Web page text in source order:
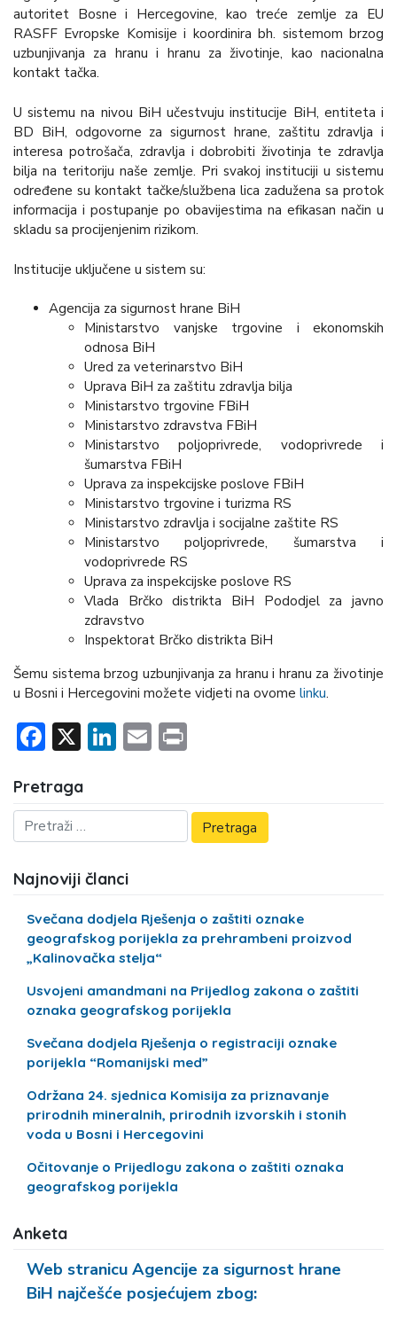
autoritet Bosne i Hercegovine, kao treće zemlje za EU
RASFF Evropske Komisije i koordinira bh. sistemom brzog
uzbunjivanja za hranu i hranu za životinje, kao nacionalna
kontakt tačka.
U sistemu na nivou BiH učestvuju institucije BiH, entiteta i
BD BiH, odgovorne za sigurnost hrane, zaštitu zdravlja i
interesa potrošača, zdravlja i dobrobiti životinja te zdravlja
bilja na teritoriju naše zemlje. Pri svakoj instituciji u sistemu
određene su kontakt tačke/službena lica zadužena sa protok
informacija i postupanje po obavijestima na efikasan način u
skladu sa procijenjenim rizikom.
Institucije uključene u sistem su:
Agencija za sigurnost hrane BiH
Ministarstvo vanjske trgovine i ekonomskih
odnosa BiH
Ured za veterinarstvo BiH
Uprava BiH za zaštitu zdravlja bilja
Ministarstvo trgovine FBiH
Ministarstvo zdravstva FBiH
Ministarstvo poljoprivrede, vodoprivrede i
šumarstva FBiH
Uprava za inspekcijske poslove FBiH
Ministarstvo trgovine i turizma RS
Ministarstvo zdravlja i socijalne zaštite RS
Ministarstvo poljoprivrede, šumarstva i
vodoprivrede RS
Uprava za inspekcijske poslove RS
Vlada Brčko distrikta BiH Pododjel za javno
zdravstvo
Inspektorat Brčko distrikta BiH
Šemu sistema brzog uzbunjivanja za hranu i hranu za životinje
u Bosni i Hercegovini možete vidjeti na ovome linku.
Facebook
X LinkedIn
Email
Pretraga
Najnoviji članci
Svečana dodjela Rješenja o zaštiti oznake
geografskog porijekla za prehrambeni proizvod
„Kalinovačka stelja“
Usvojeni amandmani na Prijedlog zakona o zaštiti
oznaka geografskog porijekla
Svečana dodjela Rješenja o registraciji oznake
porijekla “Romanijski med”
Održana 24. sjednica Komisija za priznavanje
prirodnih mineralnih, prirodnih izvorskih i stonih
voda u Bosni i Hercegovini
Očitovanje o Prijedlogu zakona o zaštiti oznaka
geografskog porijekla
Anketa
Web stranicu Agencije za sigurnost hrane
BiH najčešće posjećujem zbog: